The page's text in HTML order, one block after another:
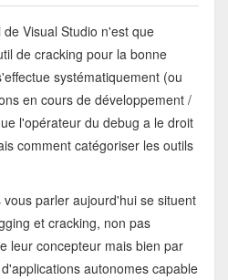
Visual Studio n'est que
de cracking pour la bonne
systématiquement (ou
en cours de développement /
l'opérateur du debug a le droit
comment catégoriser les outils
parler aujourd'hui se situent
et cracking, non pas
leur concepteur mais bien par
autonomes capable